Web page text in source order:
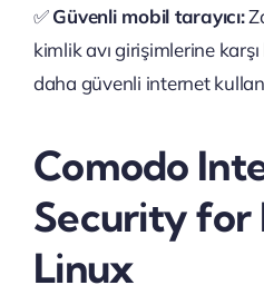
✅Güvenli mobil tarayıcı:
kimlik avı girişimlerine
daha güvenli internet
Comodo
Security for
Linux